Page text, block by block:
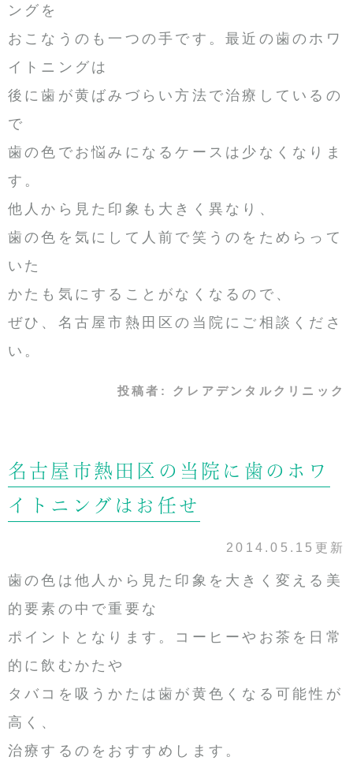
ングを
おこなうのも一つの手です。最近の歯のホワ
イトニングは
後に歯が黄ばみづらい方法で治療しているの
で
歯の色でお悩みになるケースは少なくなりま
す。
他人から見た印象も大きく異なり、
歯の色を気にして人前で笑うのをためらって
いた
かたも気にすることがなくなるので、
ぜひ、名古屋市熱田区の当院にご相談くださ
い。
投稿者: クレアデンタルクリニック
名古屋市熱田区の当院に歯のホワ
イトニングはお任せ
2014.05.15更新
歯の色は他人から見た印象を大きく変える美
的要素の中で重要な
ポイントとなります。コーヒーやお茶を日常
的に飲むかたや
タバコを吸うかたは歯が黄色くなる可能性が
高く、
治療するのをおすすめします。